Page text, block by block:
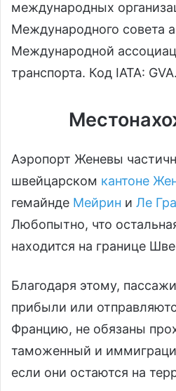
международных
Международного совета
Международной
транспорта. Код IATA:
Аэропорт Женевы
швейцарском кантоне
гемайнде Мейрин и Ле
Любопытно, что
находится на границе
Благодаря этому,
прибыли или
Францию, не обязаны
таможенный и
если они остаются на